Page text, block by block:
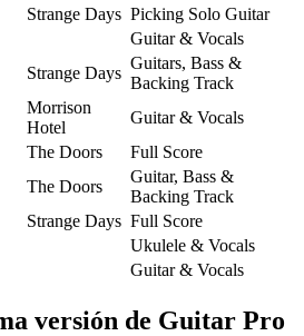
Strange Days Picking Solo Guitar
Guitar & Vocals
Strange Days
Guitars, Bass &
Backing Track
Morrison
Hotel
Guitar & Vocals
The Doors
Full Score
The Doors
Guitar, Bass &
Backing Track
Strange Days Full Score
Ukulele & Vocals
Guitar & Vocals
versión de Guitar Pro